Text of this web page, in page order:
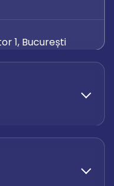
1, București